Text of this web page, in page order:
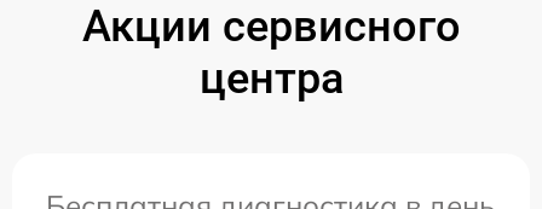
Акции сервисного
центра